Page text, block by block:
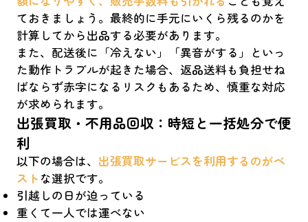
ておきましょう。最終的に手元にいくら残るのかを
計算してから出品する必要があります。
また、配送後に「冷えない」「異音がする」といっ
た動作トラブルが起きた場合、返品送料も負担せね
ばならず赤字になるリスクもあるため、慎重な対応
が求められます。
出張買取・不用品回収：時短と一括処分で便
利
以下の場合は、 出張買取サービスを利用するのがベ
スト な選択です。
引越しの日が迫っている
重くて一人では運べない